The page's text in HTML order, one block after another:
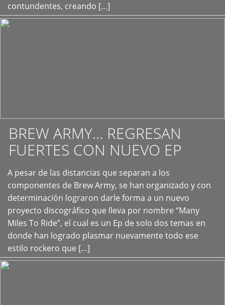
contundentes, creando […]
BREW ARMY… REGRESAN
FUERTES CON NUEVO EP
A pesar de las distancias que separan a los
componentes de Brew Army, se han organizado y con
determinación lograron darle forma a un nuevo
proyecto discográfico que lleva por nombre “Many
Miles To Ride”, el cual es un Ep de solo dos temas en
donde han logrado plasmar nuevamente todo ese
estilo rockero que […]
+